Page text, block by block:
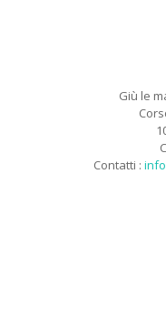
Giù le
Contatti :